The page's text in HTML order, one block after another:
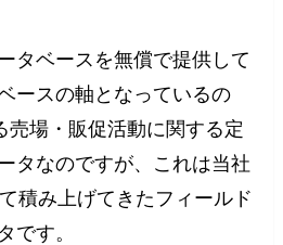
タベースを無償で提供して
ースの軸となっているの
売場・販促活動に関する定
タなのですが、これは当社
積み上げてきたフィールド
です。